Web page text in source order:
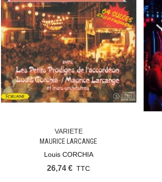
Ajouter Au Panier
VARIETE
MAURICE LARCANGE
Louis CORCHIA
26,74 € TTC